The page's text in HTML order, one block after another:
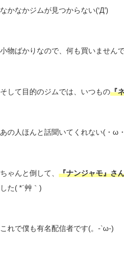
なかなかジムが見つからない(‘Д’)
小物ばかりなので、何も買いません
そして目的のジムでは、いつもの『
あの人ほんと話聞いてくれない(・ω
ちゃんと倒して、 『ナンジャモ』さ
した( *´艸｀)
これで僕も有名配信者です(。-`ω-)